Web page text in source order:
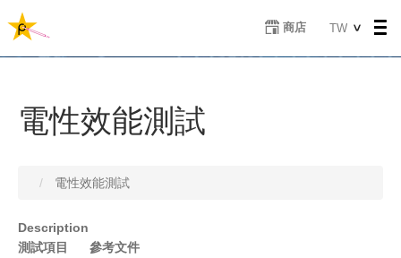
至
商店
Select
TW
電性效能測試
電性效能測試
Description
測試項目
參考文件